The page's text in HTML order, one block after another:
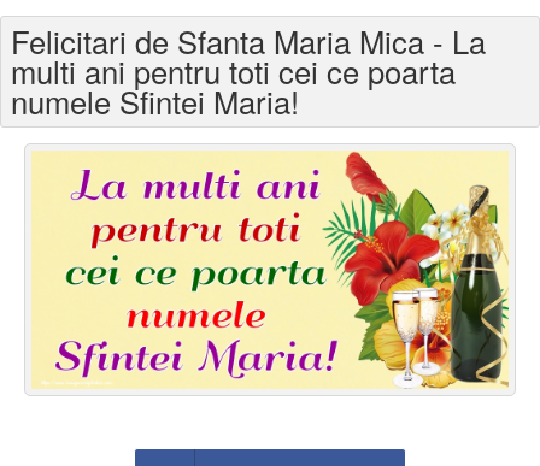
Felicitari varsta
Felicitari zilele anului
Felicitari zile saptamana
Felicitari muzicale
Felicitari muzicale personalizate
Felicitari animate
Invitatii personalizate
Felicitari de Sfanta Maria Mica - La
multi ani pentru toti cei ce poarta
numele Sfintei Maria!